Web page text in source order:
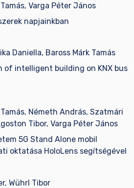
Varga Péter János
napjainkban
Daniella, Baross Márk Tamás
building on KNX bus
Németh András, Szatmári
Tibor, Varga Péter János
5G Stand Alone mobil
oktatása HoloLens segítségével
Wührl Tibor